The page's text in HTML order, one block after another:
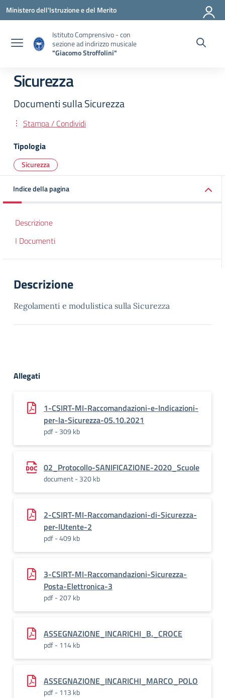
Vai ai contenuti
Vai al menu di navigazione
Vai al footer
Ministero dell'Istruzione e del Merito
Istituto Comprensivo - con
sezione ad indirizzo musicale
"Giacomo Stroffolini"
Sicurezza
Documenti sulla Sicurezza
Stampa / Condividi
Tipologia
Sicurezza
Indice della pagina
Descrizione
I Documenti
Descrizione
Regolamenti e modulistica sulla Sicurezza
Allegati
1-CSIRT-MI-Raccomandazioni-e-Indicazioni-
per-la-Sicurezza-05.10.2021
pdf - 309 kb
02_Protocollo-SANIFICAZIONE-2020_Scuole
document - 320 kb
2-CSIRT-MI-Raccomandazioni-di-Sicurezza-
per-lUtente-2
pdf - 409 kb
3-CSIRT-MI-Raccomandazioni-Sicurezza-
Posta-Elettronica-3
pdf - 207 kb
ASSEGNAZIONE_INCARICHI_B._CROCE
pdf - 114 kb
ASSEGNAZIONE_INCARICHI_MARCO_POLO
pdf - 113 kb